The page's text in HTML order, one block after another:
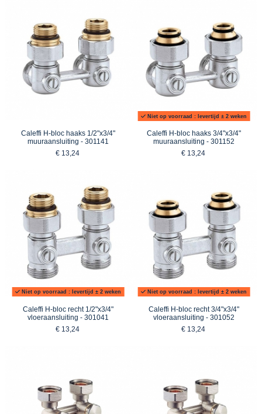
Caleffi H-bloc haaks 1/2"x3/4"
muuraansluiting - 301141
€ 13,24
Niet op voorraad : levertijd ± 2 weken
Caleffi H-bloc haaks 3/4"x3/4"
muuraansluiting - 301152
€ 13,24
Niet op voorraad : levertijd ± 2 weken
Caleffi H-bloc recht 1/2"x3/4"
vloeraansluiting - 301041
€ 13,24
Niet op voorraad : levertijd ± 2 weken
Caleffi H-bloc recht 3/4"x3/4"
vloeraansluiting - 301052
€ 13,24